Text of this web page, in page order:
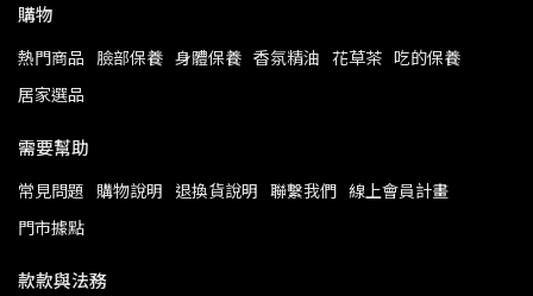
購物
熱門商品 臉部保養 身體保養 香氛精油 花草茶 吃的保養
居家選品
需要幫助
常見問題 購物說明 退換貨說明 聯繫我們 線上會員計畫
門市據點
款款與法務